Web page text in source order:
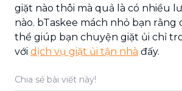
giặt nào thôi mà quả là có nhiều
nào. bTaskee mách nhỏ bạn rằng
thể giúp bạn chuyện giặt ủi chỉ
với dịch vụ giặt ủi tận nhà đấy.
Chia sẻ bài viết này!